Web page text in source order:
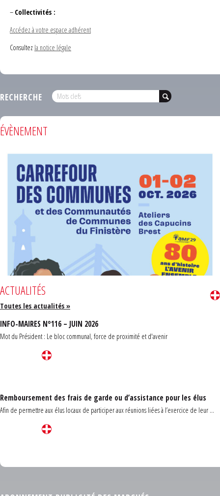
– Collectivités :
Accédez à votre espace adhérent
Consultez la notice légale
RECHERCHE
ÉVÈNEMENT
ACTUALITÉS
Toutes les actualités »
INFO-MAIRES N°116 – JUIN 2026
Mot du Président : Le bloc communal, force de proximité et d'avenir
Remboursement des frais de garde ou d’assistance pour les élus
Afin de permettre aux élus locaux de participer aux réunions liées à l’exercice de leur ...